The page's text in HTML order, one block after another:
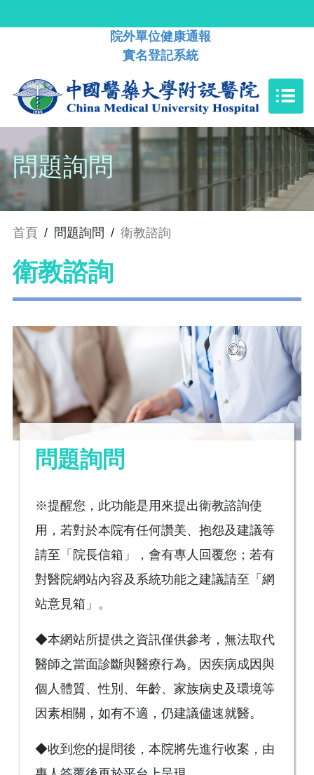
院外單位健康通報
實名登記系統
問題詢問
首頁 / 問題詢問 / 衛教諮詢
衛教諮詢
問題詢問
※提醒您，此功能是用來提出衛教諮詢使
用，若對於本院有任何讚美、抱怨及建議等
請至「院長信箱」，會有專人回覆您；若有
對醫院網站內容及系統功能之建議請至「網
站意見箱」。
◆本網站所提供之資訊僅供參考，無法取代
醫師之當面診斷與醫療行為。因疾病成因與
個人體質、性別、年齡、家族病史及環境等
因素相關，如有不適，仍建議儘速就醫。
◆收到您的提問後，本院將先進行收案，由